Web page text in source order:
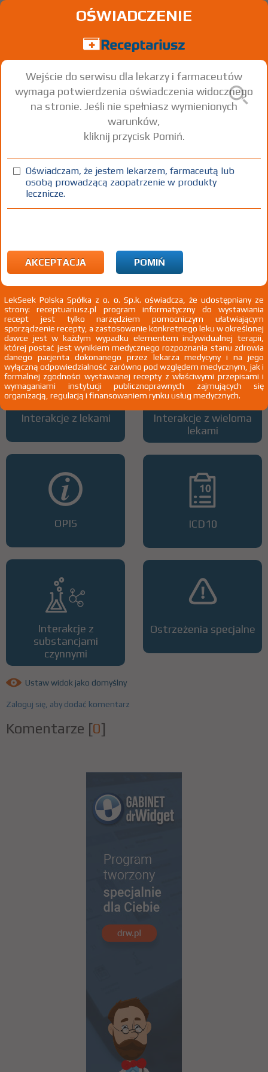
® Effervescent
Tramadol hydrochloride + Paracetamol
tabl. mus. 37,5/325 mg 20 szt. Doustnie
100%
Wszystkie dawki leku
Interakcje z lekami
OPIS
Interakcje z
substancjami
czynnymi
ATC
Interakcje z wieloma
lekami
ICD10
Ostrzeżenia specjalne
Ustaw widok jako domyślny
Zaloguj się, aby dodać komentarz
Komentarze [0]
OŚWIADCZENIE
Wejście do serwisu dla lekarzy i farmaceutów
wymaga potwierdzenia oświadczenia widocznego
na stronie. Jeśli nie spełniasz wymienionych
warunków,
kliknij przycisk Pomiń.
Oświadczam, że jestem lekarzem, farmaceutą lub
osobą prowadzącą zaopatrzenie w produkty
lecznicze.
AKCEPTACJA POMIŃ
LekSeek Polska Spółka z o. o. Sp.k. oświadcza, że udostępniany ze
strony: receptuariusz.pl program informatyczny do wystawiania
recept jest tylko narzędziem pomocniczym ułatwiającym
sporządzenie recepty, a zastosowanie konkretnego leku w określonej
dawce jest w każdym wypadku elementem indywidualnej terapii,
której postać jest wynikiem medycznego rozpoznania stanu zdrowia
danego pacjenta dokonanego przez lekarza medycyny i na jego
wyłączną odpowiedzialność zarówno pod względem medycznym, jak i
formalnej zgodności wystawianej recepty z właściwymi przepisami i
wymaganiami instytucji publicznoprawnych zajmujących się
organizacją, regulacją i finansowaniem rynku usług medycznych.